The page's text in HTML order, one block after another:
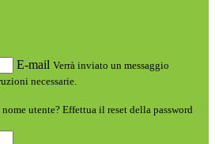
E-mail Verrà inviato un messaggio
necessarie.
utente? Effettua il reset della password